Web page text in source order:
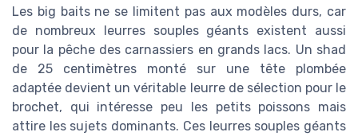
Les big baits ne se limitent pas aux modèles durs, car
de nombreux leurres souples géants existent aussi
pour la pêche des carnassiers en grands lacs. Un shad
de 25 centimètres monté sur une tête plombée
adaptée devient un véritable leurre de sélection pour le
brochet, qui intéresse peu les petits poissons mais
attire les sujets dominants. Ces leurres souples géants